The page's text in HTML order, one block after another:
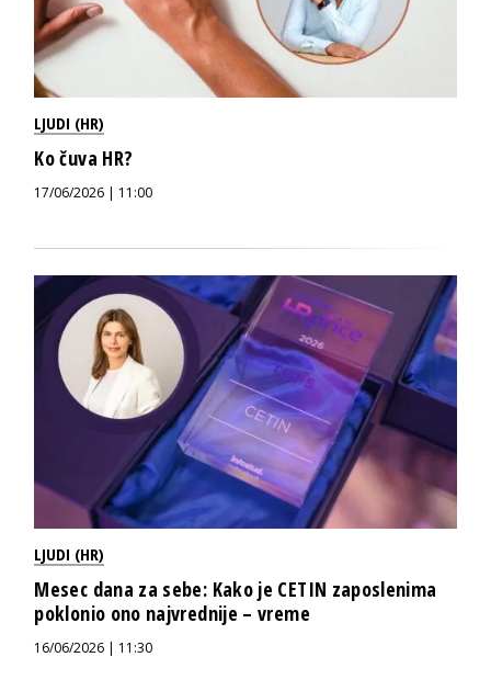
LJUDI (HR)
Ko čuva HR?
17/06/2026 | 11:00
LJUDI (HR)
Mesec dana za sebe: Kako je CETIN zaposlenima
poklonio ono najvrednije – vreme
16/06/2026 | 11:30